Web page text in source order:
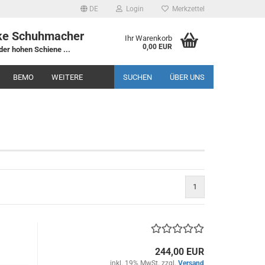
DE Login Merkzettel
Schuhmacher
hohen Schiene ...
Ihr Warenkorb
0,00 EUR
BEMO SUCHEN ÜBER UNS
WEITERE
1
244,00 EUR
inkl. 19% MwSt. zzgl. Versand